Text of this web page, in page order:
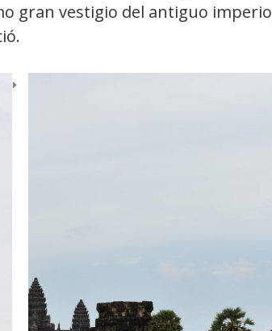
gran vestigio del antiguo imperio